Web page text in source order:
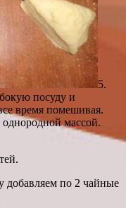
5.
посуду и
время помешивая.
однородной массой.
добавляем по 2 чайные